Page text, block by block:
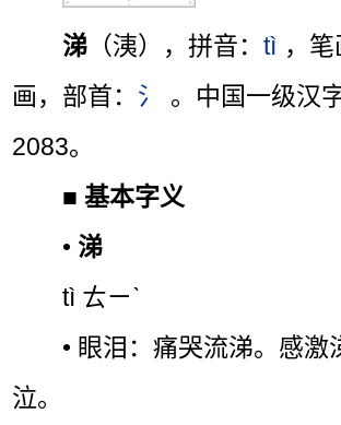
涕 （洟），拼音：tì ，
画，部首： 氵
。中国一级汉
2083。
■基本字义
• 涕
tì ㄊㄧˋ
• 眼泪：痛哭流涕。感激
泣。